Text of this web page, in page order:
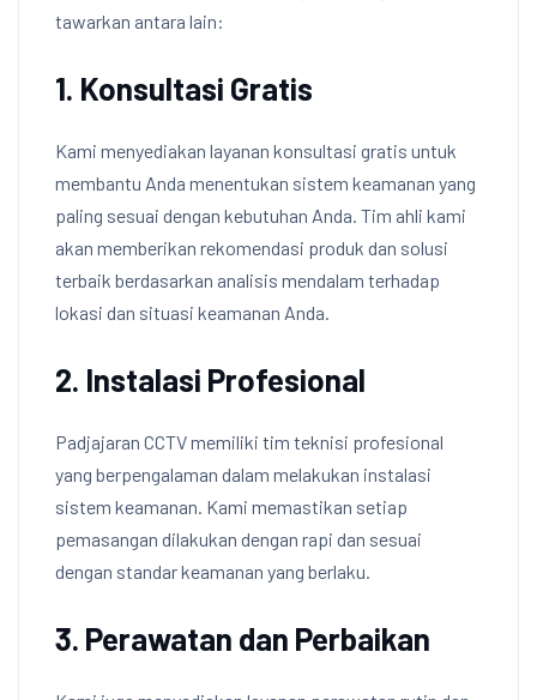
tawarkan antara lain:
1. Konsultasi Gratis
Kami menyediakan layanan konsultasi gratis untuk
membantu Anda menentukan sistem keamanan yang
paling sesuai dengan kebutuhan Anda. Tim ahli kami
akan memberikan rekomendasi produk dan solusi
terbaik berdasarkan analisis mendalam terhadap
lokasi dan situasi keamanan Anda.
2. Instalasi Profesional
Padjajaran CCTV memiliki tim teknisi profesional
yang berpengalaman dalam melakukan instalasi
sistem keamanan. Kami memastikan setiap
pemasangan dilakukan dengan rapi dan sesuai
dengan standar keamanan yang berlaku.
3. Perawatan dan Perbaikan